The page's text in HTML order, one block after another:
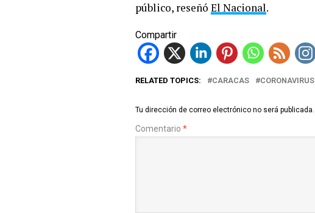
público, reseñó El Nacional.
Compartir
RELATED TOPICS: CARACAS CORONAVIRUS
Tu dirección de correo electrónico no será publicada.
Comentario *